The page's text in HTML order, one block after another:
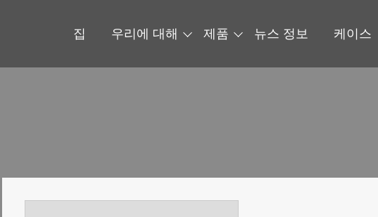
집 우리에 대해 제품 뉴스 정보 케이스